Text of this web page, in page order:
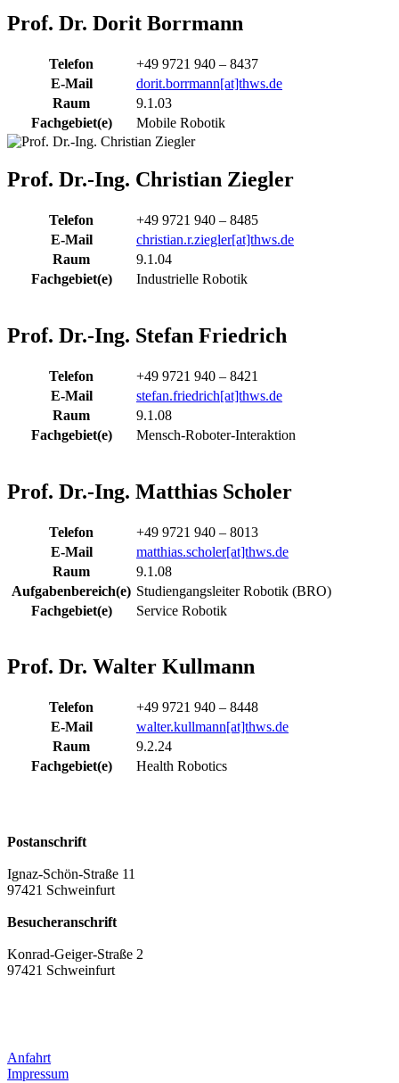
Prof. Dr. Dorit Borrmann
Telefon
+49 9721 940 – 8437
E-Mail
dorit.borrmann[at]thws.de
Raum
9.1.03
Fachgebiet(e)
Mobile Robotik
Prof. Dr.-Ing. Christian Ziegler
Telefon
+49 9721 940 – 8485
E-Mail
christian.r.ziegler[at]thws.de
Raum
9.1.04
Fachgebiet(e)
Industrielle Robotik
Prof. Dr.-Ing. Stefan Friedrich
Telefon
+49 9721 940 – 8421
E-Mail
stefan.friedrich[at]thws.de
Raum
9.1.08
Fachgebiet(e)
Mensch-Roboter-Interaktion
Prof. Dr.-Ing. Matthias Scholer
Telefon
+49 9721 940 – 8013
E-Mail
matthias.scholer[at]thws.de
Raum
9.1.08
Aufgabenbereich(e) Studiengangsleiter Robotik (BRO)
Fachgebiet(e)
Service Robotik
Prof. Dr. Walter Kullmann
Telefon
+49 9721 940 – 8448
E-Mail
walter.kullmann[at]thws.de
Raum
9.2.24
Fachgebiet(e)
Health Robotics
Postanschrift
Ignaz-Schön-Straße 11
97421 Schweinfurt
Besucheranschrift
Konrad-Geiger-Straße 2
97421 Schweinfurt
Anfahrt
Impressum